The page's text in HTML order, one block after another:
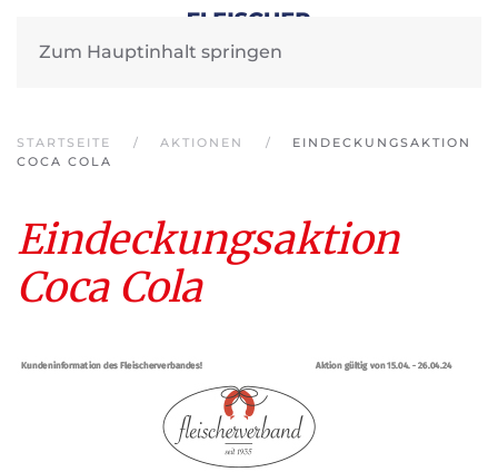
Zum Hauptinhalt springen
STARTSEITE AKTIONEN
EINDECKUNGSAKTION
COCA COLA
Eindeckungsaktion
Coca Cola